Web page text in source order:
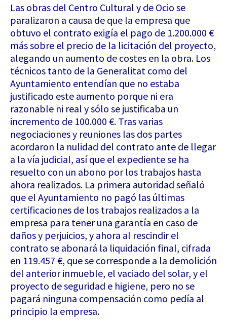
Las obras del Centro Cultural y de Ocio se
paralizaron a causa de que la empresa que
obtuvo el contrato exigía el pago de 1.200.000 €
más sobre el precio de la licitación del proyecto,
alegando un aumento de costes en la obra. Los
técnicos tanto de la Generalitat como del
Ayuntamiento entendían que no estaba
justificado este aumento porque ni era
razonable ni real y sólo se justificaba un
incremento de 100.000 €. Tras varias
negociaciones y reuniones las dos partes
acordaron la nulidad del contrato ante de llegar
a la vía judicial, así que el expediente se ha
resuelto con un abono por los trabajos hasta
ahora realizados. La primera autoridad señaló
que el Ayuntamiento no pagó las últimas
certificaciones de los trabajos realizados a la
empresa para tener una garantía en caso de
daños y perjuicios, y ahora al rescindir el
contrato se abonará la liquidación final, cifrada
en 119.457 €, que se corresponde a la demolición
del anterior inmueble, el vaciado del solar, y el
proyecto de seguridad e higiene, pero no se
pagará ninguna compensación como pedía al
principio la empresa.